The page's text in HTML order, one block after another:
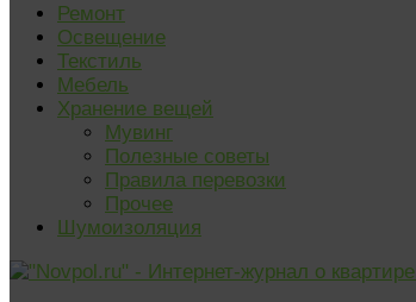
Ремонт
Освещение
Текстиль
Мебель
Хранение вещей
Мувинг
Полезные советы
Правила перевозки
Прочее
Шумоизоляция